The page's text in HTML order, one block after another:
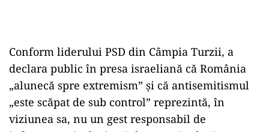
Conform liderului PSD din Câmpia Turzii, a
declara public în presa israeliană că România
„alunecă spre extremism” și că antisemitismul
„este scăpat de sub control” reprezintă, în
viziunea sa, nu un gest responsabil de